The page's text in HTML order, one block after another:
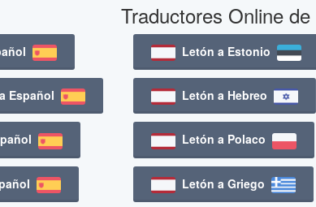
Español
Traductores Online
Letón a Estonio
Letón a Hebreo
Letón a Polaco
Letón a Griego